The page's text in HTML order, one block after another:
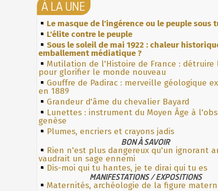
À LA UNE
Le masque de l'ingérence ou le peuple sous
L'élite contre le peuple
Sous le soleil de mai 1922 : chaleur
emballement médiatique ?
Mutilation de l'Histoire de France : détruire
pour glorifier le monde nouveau
Gouffre de Padirac : merveille géologique
en 1889
Grandeur d'âme du chevalier Bayard
Lunettes : instrument du Moyen Âge à
genèse
Plumes, encriers et crayons jadis
BON À SAVOIR
Rien n'est plus dangereux qu'un ignorant
vaudrait un sage ennemi
Dis-moi qui tu hantes, je te dirai qui tu es
MANIFESTATIONS / EXPOSITIONS
Maternités, archéologie de la figure